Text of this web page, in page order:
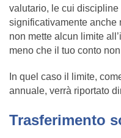
valutario, le cui
significativamente anche
non mette alcun limite
meno che il tuo conto
In quel caso il limite,
annuale, verrà riportato
Trasferimento